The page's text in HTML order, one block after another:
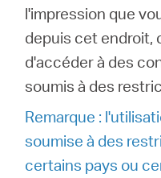
l'impression que
depuis cet endroit,
d'accéder à des
soumis à des
Remarque :
soumise à des
certains pays ou